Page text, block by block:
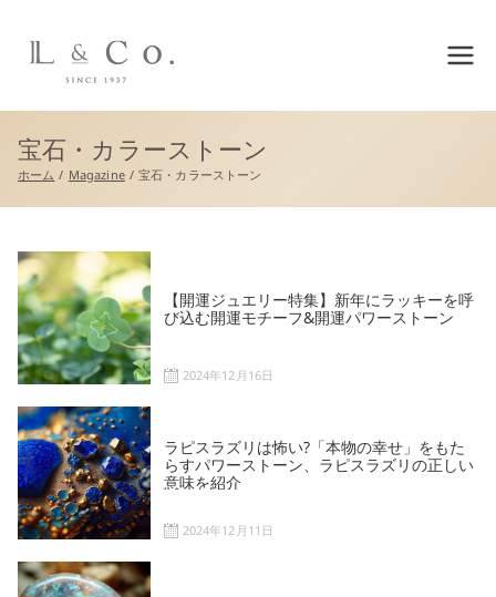
L&co.（エルアンドコー）公
宝石・カラーストーン
ホーム Magazine 宝石・カラーストーン
【開運ジュエリー特集】新年にラッキーを呼
び込む開運モチーフ&開運パワーストーン
2024年12月16日
ラピスラズリは怖い?「本物の幸せ」をもた
らすパワーストーン、ラピスラズリの正しい
意味を紹介
2024年12月11日